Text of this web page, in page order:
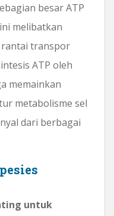
besar ATP
melibatkan
transpor
ATP oleh
memainkan
metabolisme sel
dari berbagai
untuk